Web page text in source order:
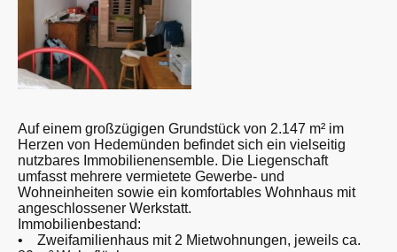
Auf einem großzügigen Grundstück von 2.147 m² im
Herzen von Hedemünden befindet sich ein vielseitig
nutzbares Immobilienensemble. Die Liegenschaft
umfasst mehrere vermietete Gewerbe- und
Wohneinheiten sowie ein komfortables Wohnhaus mit
angeschlossener Werkstatt.
Immobilienbestand:
• Zweifamilienhaus mit 2 Mietwohnungen, jeweils ca.